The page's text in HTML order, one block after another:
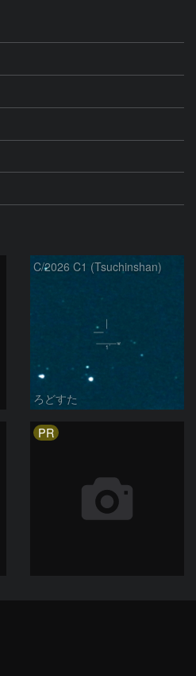
C/2026 C1 (Tsuchinshan)
ろどすた
PR